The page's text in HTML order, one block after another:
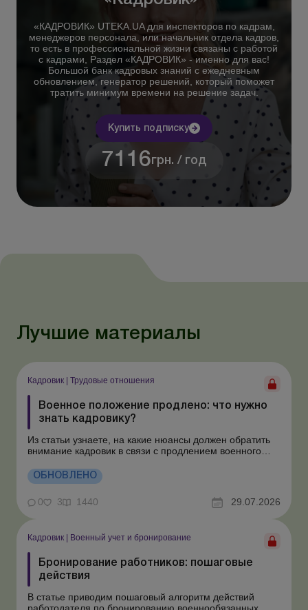
«КАДРОВИК» UTEKA.UA для инспекторов по кадрам,
менеджеров персонала, или начальник отдела кадров,
то есть в профессиональной жизни связаны с работой
с кадрами, Раздел «КАДРОВИК» - именно для вас!
Большой банк кадровых знаний с ежедневным
обновлением, генератор решений, который поможет
тратить минимум времени на решение задач.
Купить подписку
7116грн. / год
Лучшие материалы
Кадровик Трудовые отношения
Военное положение продлено: что нужно
знать кадровику?
Из статьи узнаете, на какие нюансы должен обратить
внимание кадровик в связи с продлением военного
продлено военное положение и мобилизация сроком
на 90 суток: с 2 августа 2026 года по 31 октября 2026
года. Рассмотрим особенности организации трудовы...
ОБНОВЛЕНО
0 3 1440 29.07.2026
Кадровик Военный учет и бронирование
Бронирование работников: пошаговые
действия
В статье приводим пошаговый алгоритм действий